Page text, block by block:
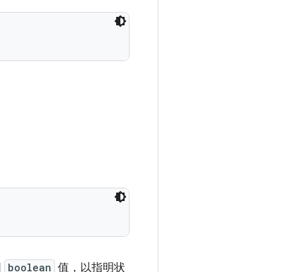
boolean 值，以指明状